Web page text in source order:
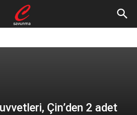
Çin’den 2 adet